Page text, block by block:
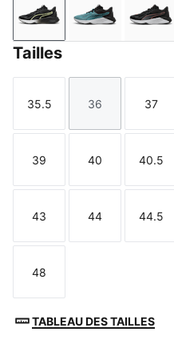
PUMA White-Apple
Baltic Sea
Tailles
Taille
35.5
Taille
36
Taille
37
Taille
39
Taille
40
Taille
40.5
Taille
43
Taille
44
Taille
44.5
Taille
48
TABLEAU DES TAILLES